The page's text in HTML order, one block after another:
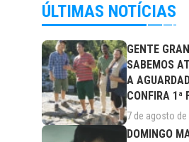
ÚLTIMAS NOTÍCIAS
GENTE
SABEMOS
A
CONFIRA 1ª
ELENCO!
7 de agosto de
DOMINGO